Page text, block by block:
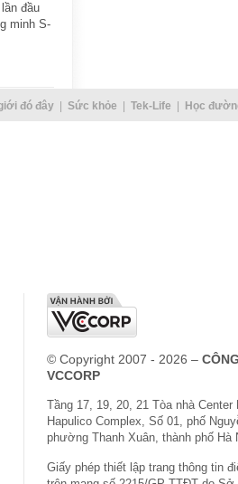
đầu
minh S-
đó đây Sức khỏe Tek-Life Học
© Copyright 2007 - 2026 –
VCCORP
Tầng 17, 19, 20, 21 Tòa nhà Center
Hapulico Complex, Số 01, phố
phường Thanh Xuân, thành phố Hà
Giấy phép thiết lập trang thông tin